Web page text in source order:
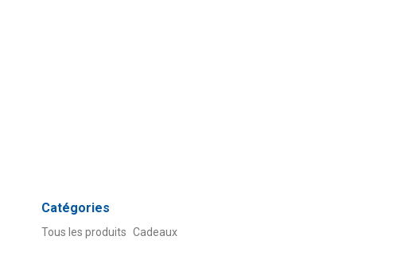
Catégories
Tous les produits Cadeaux